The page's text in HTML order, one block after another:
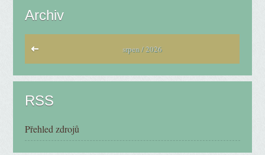
Archiv
srpen / 2026
RSS
Přehled zdrojů